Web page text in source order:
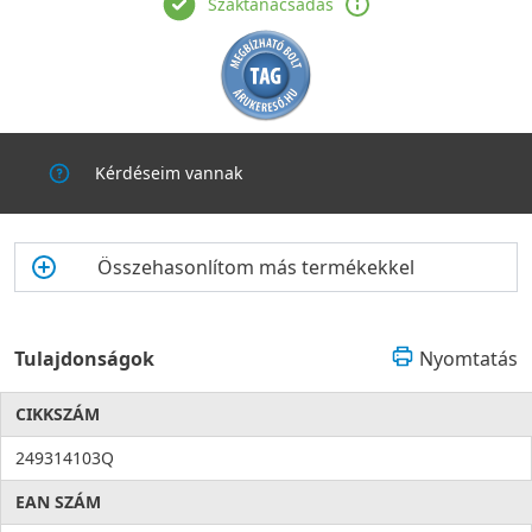
Kérdéseim vannak
Összehasonlítom más termékekkel
Tulajdonságok Nyomtatás
CIKKSZÁM
249314103Q
EAN SZÁM